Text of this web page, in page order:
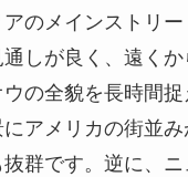
アのメインストリ
しが良く、遠く
の全貌を長時間
アメリカの街並み
群です。逆に、ニ